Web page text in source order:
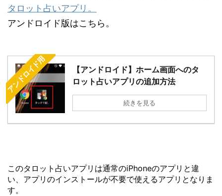
タロット占いアプリ。
アンドロイド版はこちら。
アンドロイド用
【アンドロイド】ホーム画面へのタ
ロット占いアプリの追加方法
続きを見る
このタロット占いアプリは通常のiPhoneのアプリと違
い、アプリのインストールが不要で使えるアプリとなりま
す。